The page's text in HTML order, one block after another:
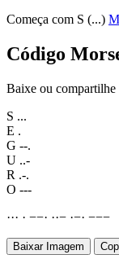
Começa com S (...)
Código
Baixe ou compartilhe
S ...
E .
G --.
U ..-
R .-.
O ---
··· · −−· ··− ·−· −−−
Baixar Imagem